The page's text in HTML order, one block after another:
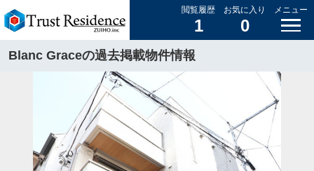
閲覧履歴
1
お気に入り
0
メニュー
Blanc Graceの過去掲載物件情報